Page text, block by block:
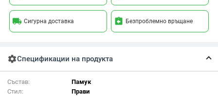
local_shipping Сигурна доставка assignment_return Безпроблемно връщане
settingsСпецификации на продукта
Състав:
Памук
Стил:
Прави